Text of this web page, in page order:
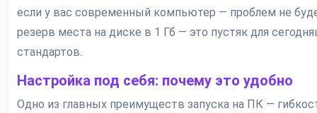
если у вас современный компьютер — проблем не
резерв места на диске в 1 Гб — это пустяк для
стандартов.
Настройка под себя: почему это удобно
Одно из главных преимуществ запуска на ПК —